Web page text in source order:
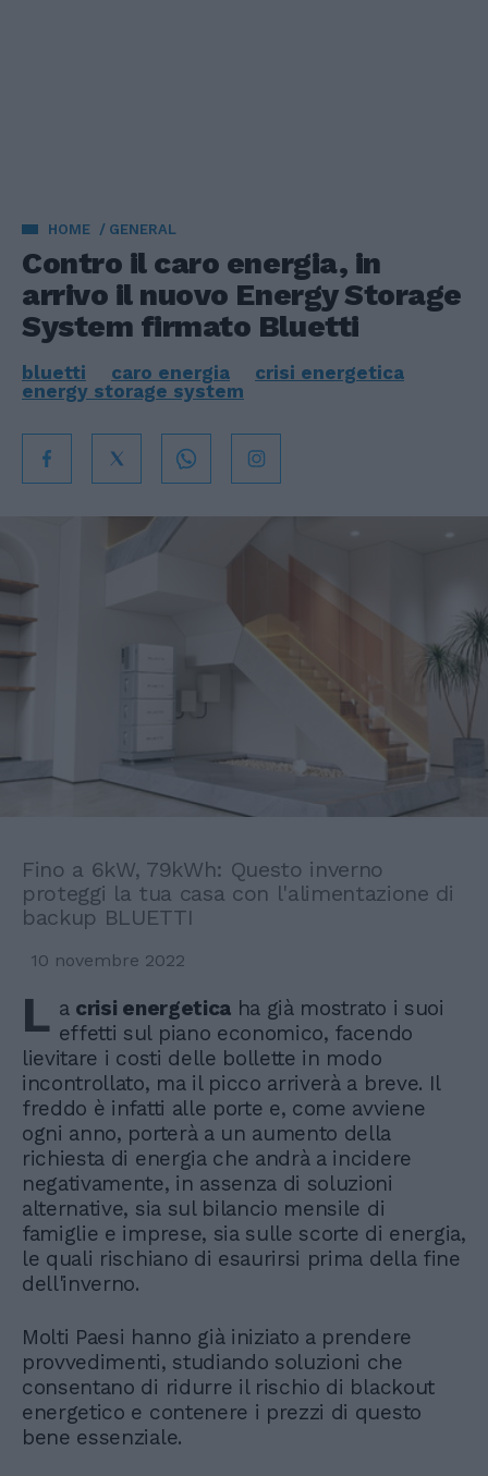
HOME GENERAL
Contro il caro energia, in
arrivo il nuovo Energy Storage
System firmato Bluetti
bluetti caro energia
crisi energetica
energy storage system
Fino a 6kW, 79kWh: Questo inverno
proteggi la tua casa con l'alimentazione di
backup BLUETTI
10 novembre 2022
L a crisi energeticaha già mostrato i suoi
effetti sul piano economico, facendo
lievitare i costi delle bollette in modo
incontrollato, ma il picco arriverà a breve. Il
freddo è infatti alle porte e, come avviene
ogni anno, porterà a un aumento della
richiesta di energia che andrà a incidere
negativamente, in assenza di soluzioni
alternative, sia sul bilancio mensile di
famiglie e imprese, sia sulle scorte di energia,
le quali rischiano di esaurirsi prima della fine
dell'inverno.
Molti Paesi hanno già iniziato a prendere
provvedimenti, studiando soluzioni che
consentano di ridurre il rischio di blackout
energetico e contenere i prezzi di questo
bene essenziale.